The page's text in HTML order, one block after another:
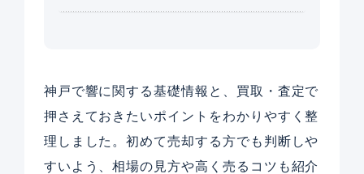
神戸で響に関する基礎情報と、買取・査定で
押さえておきたいポイントをわかりやすく整
理しました。初めて売却する方でも判断しや
すいよう、相場の見方や高く売るコツも紹介